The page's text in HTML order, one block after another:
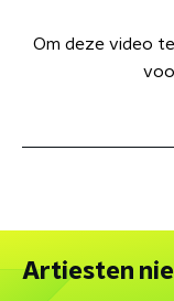
Om deze video
Artiesten